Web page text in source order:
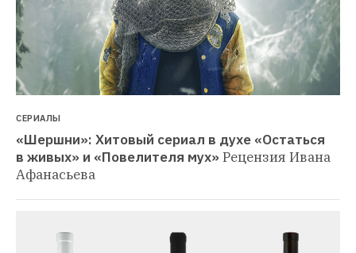
СЕРИАЛЫ
«Шершни»: Хитовый сериал в духе «Остаться
в живых» и «Повелителя мух» Рецензия Ивана
Афанасьева